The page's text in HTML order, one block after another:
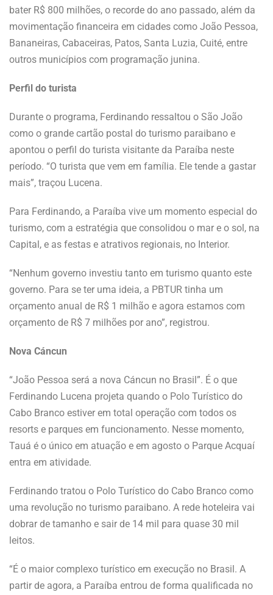
bater R$ 800 milhões, o recorde do ano passado, além da
movimentação financeira em cidades como João Pessoa,
Bananeiras, Cabaceiras, Patos, Santa Luzia, Cuité, entre
outros municípios com programação junina.
Perfil do turista
Durante o programa, Ferdinando ressaltou o São João
como o grande cartão postal do turismo paraibano e
apontou o perfil do turista visitante da Paraíba neste
período. “O turista que vem em família. Ele tende a gastar
mais”, traçou Lucena.
Para Ferdinando, a Paraíba vive um momento especial do
turismo, com a estratégia que consolidou o mar e o sol, na
Capital, e as festas e atrativos regionais, no Interior.
“Nenhum governo investiu tanto em turismo quanto este
governo. Para se ter uma ideia, a PBTUR tinha um
orçamento anual de R$ 1 milhão e agora estamos com
orçamento de R$ 7 milhões por ano”, registrou.
Nova Cáncun
“João Pessoa será a nova Cáncun no Brasil”. É o que
Ferdinando Lucena projeta quando o Polo Turístico do
Cabo Branco estiver em total operação com todos os
resorts e parques em funcionamento. Nesse momento,
Tauá é o único em atuação e em agosto o Parque Acquaí
entra em atividade.
Ferdinando tratou o Polo Turístico do Cabo Branco como
uma revolução no turismo paraibano. A rede hoteleira vai
dobrar de tamanho e sair de 14 mil para quase 30 mil
leitos.
“É o maior complexo turístico em execução no Brasil. A
partir de agora, a Paraíba entrou de forma qualificada no